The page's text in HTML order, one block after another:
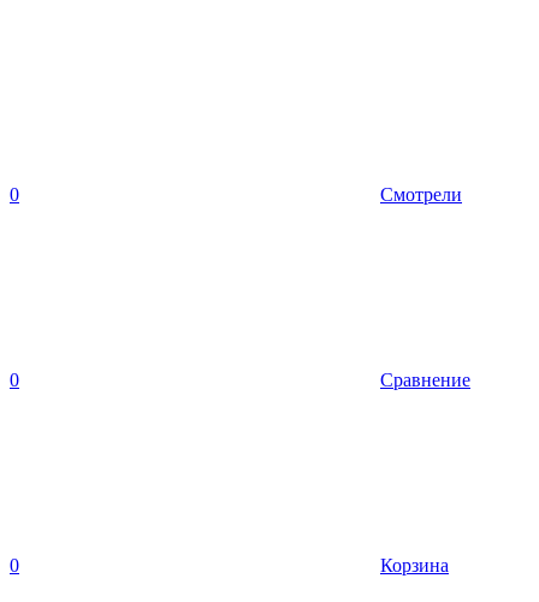
0 Смотрели
0 Сравнение
0 Корзина